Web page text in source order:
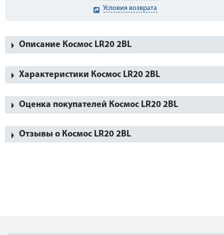
Условия возврата
Описание Космос LR20 2BL
Характеристики Космос LR20 2BL
Оценка покупателей Космос LR20 2BL
Отзывы о Космос LR20 2BL